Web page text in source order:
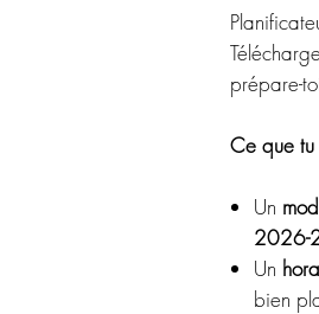
prépare-
Ce que tu
Un
2026-
Un
bien